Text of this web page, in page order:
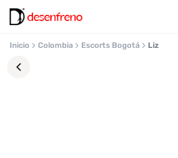
Inicio Colombia Escorts Bogotá Liz